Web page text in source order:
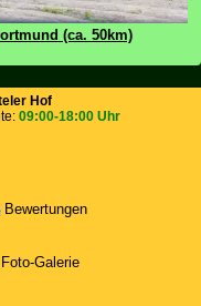
(ca. 50km)
Hof
09:00-18:00 Uhr
Bewertungen
Foto-Galerie